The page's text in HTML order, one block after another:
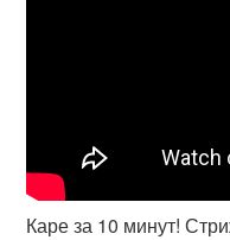
Каре за 10 минут!